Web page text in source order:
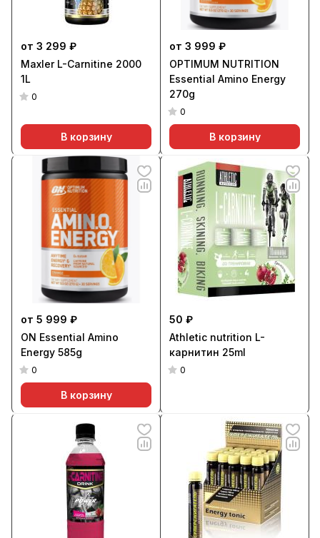
от 3 299 ₽
Maxler L-Carnitine 2000
1L
0
В корзину
от 3 999 ₽
OPTIMUM NUTRITION
Essential Amino Energy
270g
0
В корзину
от 5 999 ₽
ON Essential Amino
Energy 585g
0
В корзину
50 ₽
Athletic nutrition L-
карнитин 25ml
0